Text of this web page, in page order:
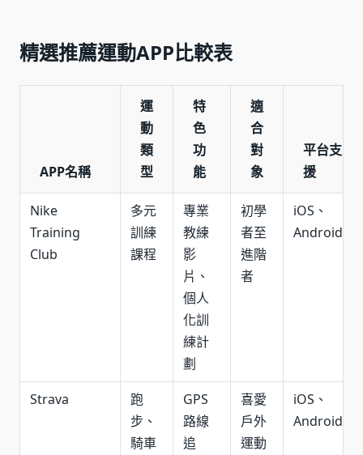
精選推薦運動APP比較表
APP名稱
運
動
類
型
特
色
功
能
適
合
對
象
平台支
援
Nike
Training
Club
多元
訓練
課程
專業
教練
影
片、
個人
化訓
練計
劃
初學
者至
進階
者
iOS、
Android
Strava
跑
步、
騎車
GPS
路線
追
喜愛
戶外
運動
iOS、
Android